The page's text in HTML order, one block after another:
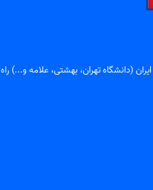
(دانشگاه تهران، بهشتی، علامه و...) راه